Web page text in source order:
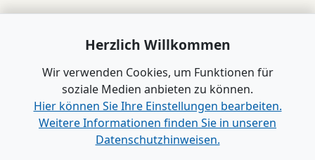
Herzlich Willkommen
Wir verwenden Cookies, um Funktionen für
soziale Medien anbieten zu können.
Hier können Sie Ihre Einstellungen bearbeiten.
Weitere Informationen finden Sie in unseren
Datenschutzhinweisen.